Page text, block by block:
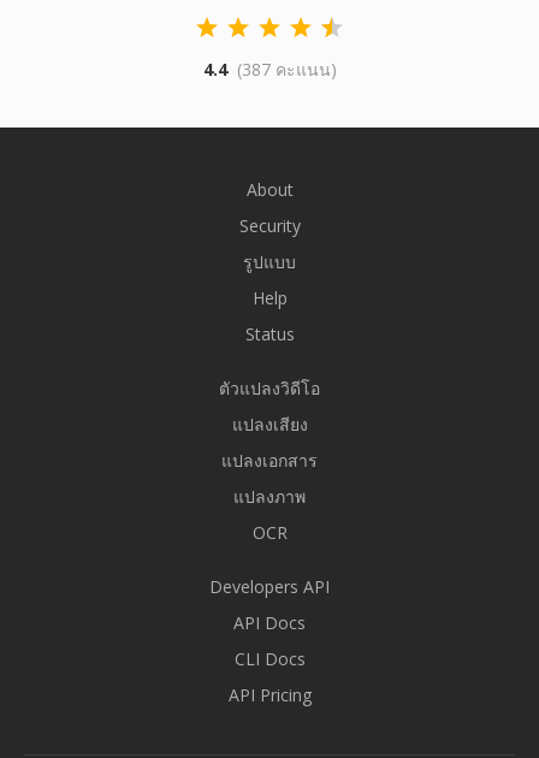
4.4 (387 คะแนน)
About
Security
รูปแบบ
Help
Status
ตัวแปลงวิดีโอ
แปลงเสียง
แปลงเอกสาร
แปลงภาพ
OCR
Developers API
API Docs
CLI Docs
API Pricing